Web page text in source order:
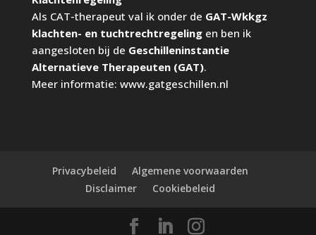
Als CAT-therapeut val ik onder de GAT-Wkkgz
klachten- en tuchtrechtregelingen ben ik
aangesloten bij de Geschilleninstantie
Alternatieve Therapeuten (GAT).
Meer informatie: www.gatgeschillen.nl
Privacybeleid
Algemene voorwaarden
Disclaimer
Cookiebeleid